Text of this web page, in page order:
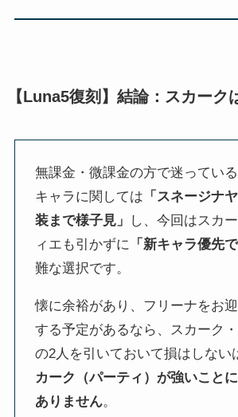
【Luna5復刻】結論：スカーク
無課金・微課金の方で迷ってい
キャラに関しては 「スネージナ
装まで様子見」
し、今回はスカ
ィエも引かずに 「新キャラ優先
難な選択です。
懐に余裕があり、フリーナをお迎
する予定があるなら、スカーク
の2人を引いておいて損はしない
カーク（パーティ）が強いこと
ありません。